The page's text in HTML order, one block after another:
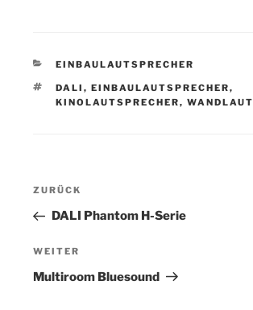
KATEGORIEN
EINBAULAUTSPRECHER
SCHLAGWÖRTER
DALI , EINBAULAUTSPRECHER,
KINOLAUTSPRECHER,
Beitragsnavigation
Vorheriger
Beitrag
ZURÜCK
DALI Phantom H-Serie
Nächster
Beitrag
WEITER
Multiroom Bluesound